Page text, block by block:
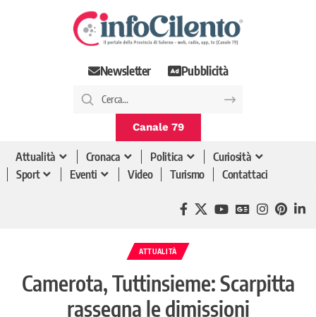
Newsletter Pubblicità
Canale 79
Attualità Cronaca Politica
Curiosità
Sport
Eventi Video Turismo Contattaci
ATTUALITÀ
Camerota, Tuttinsieme: Scarpitta
rassegna le dimissioni